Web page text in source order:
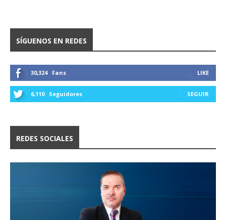
SÍGUENOS EN REDES
30,324 Fans LIKE
6,110 Seguidores SEGUIR
REDES SOCIALES